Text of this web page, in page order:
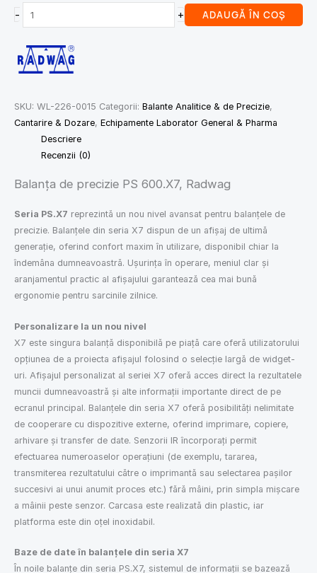
- + ADAUGĂ ÎN COȘ
SKU: WL-226-0015 Categorii: Balante Analitice & de Precizie,
Cantarire & Dozare, Echipamente Laborator General & Pharma
Descriere
Recenzii (0)
Balanța de precizie PS 600.X7, Radwag
Seria PS.X7 reprezintă un nou nivel avansat pentru balanțele de
precizie. Balanțele din seria X7 dispun de un afișaj de ultimă
generație, oferind confort maxim în utilizare, disponibil chiar la
îndemâna dumneavoastră. Ușurința în operare, meniul clar și
aranjamentul practic al afișajului garantează cea mai bună
ergonomie pentru sarcinile zilnice.
Personalizare la un nou nivel
X7 este singura balanță disponibilă pe piață care oferă utilizatorului
opțiunea de a proiecta afișajul folosind o selecție largă de widget-
uri. Afișajul personalizat al seriei X7 oferă acces direct la rezultatele
muncii dumneavoastră și alte informații importante direct de pe
ecranul principal. Balanțele din seria X7 oferă posibilități nelimitate
de cooperare cu dispozitive externe, oferind imprimare, copiere,
arhivare și transfer de date. Senzorii IR încorporați permit
efectuarea numeroaselor operațiuni (de exemplu, tararea,
transmiterea rezultatului către o imprimantă sau selectarea pașilor
succesivi ai unui anumit proces etc.) fără mâini, prin simpla mișcare
a mâinii peste senzor. Carcasa este realizată din plastic, iar
platforma este din oțel inoxidabil.
Baze de date în balanțele din seria X7
În noile balanțe din seria PS.X7, sistemul de informații se bazează